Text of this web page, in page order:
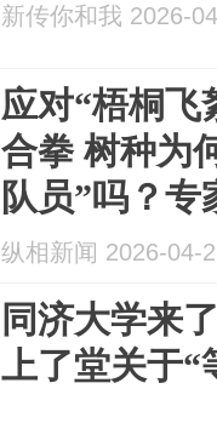
新传你和我 2026-
应对“梧桐飞
合拳 树种为
队员”吗？专
纵相新闻 2026-04-
同济大学来
上了堂关于“